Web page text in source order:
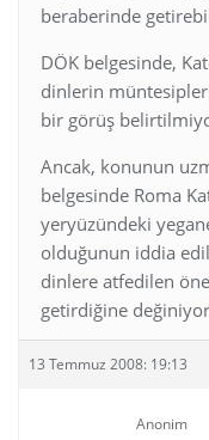
beraberinde
DÖK belgesinde,
dinlerin
bir görüş
Ancak, konunun
belgesinde Roma
yeryüzündeki
olduğunun iddia
dinlere atfedilen
getirdiğine
13 Temmuz 2008: 19:13
Anonim